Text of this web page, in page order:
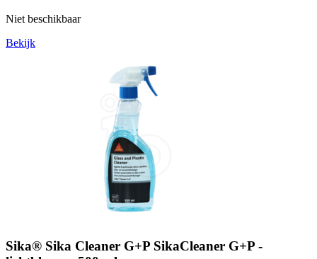
Niet beschikbaar
Bekijk
Sika® Sika Cleaner G+P SikaCleaner G+P -